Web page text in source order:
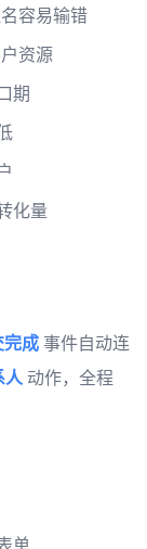
容易输错
资源
期
化量
完成 事件自动连
人 动作，全程
单